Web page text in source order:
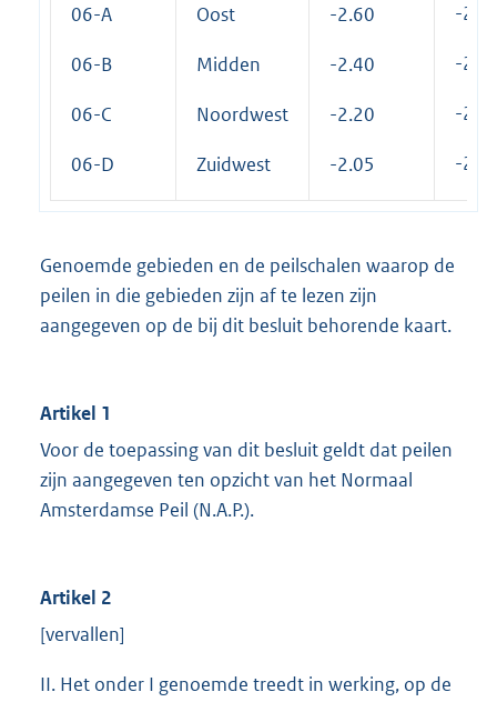
06-A
06-B
06-C
06-D
Oost
Midden
Noordwest
Zuidwest
-2.60
-2.40
-2.20
-2.05
-
-
-
-
Genoemde gebieden en de peilschalen waarop de
peilen in die gebieden zijn af te lezen zijn
aangegeven op de bij dit besluit behorende kaart.
Artikel 1
Voor de toepassing van dit besluit geldt dat peilen
zijn aangegeven ten opzicht van het Normaal
Amsterdamse Peil (N.A.P.).
Artikel 2
[vervallen]
II. Het onder I genoemde treedt in werking, op de